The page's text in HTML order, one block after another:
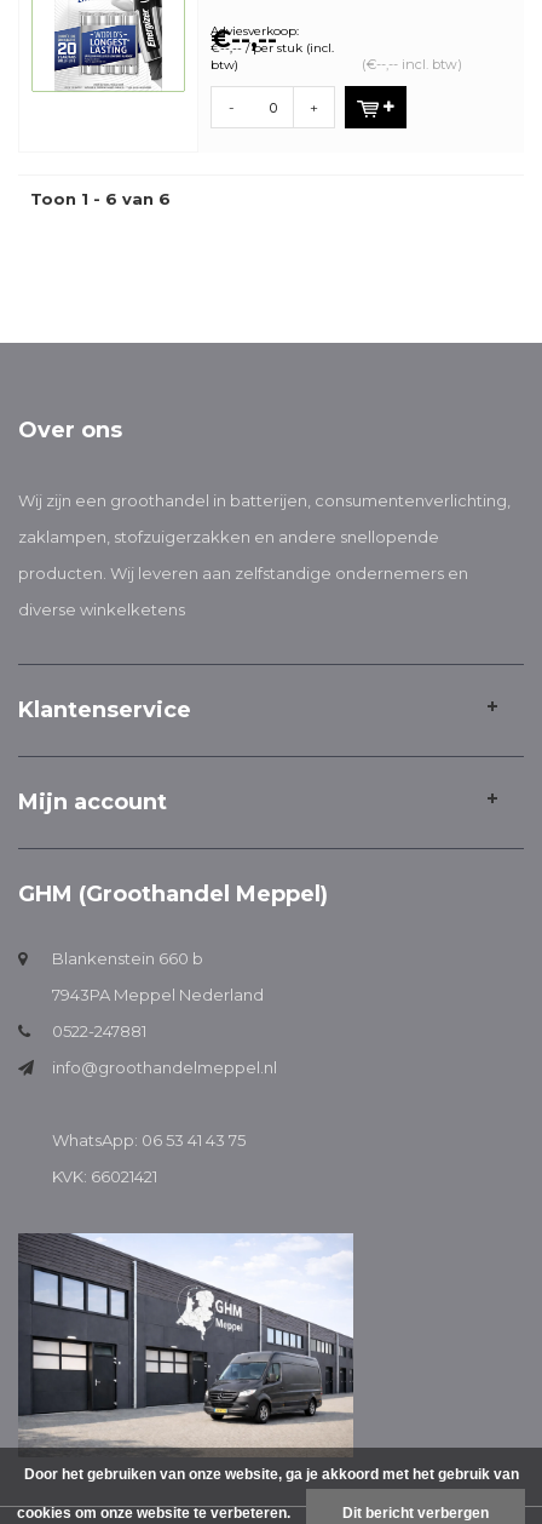
bestelhoeveelheid: 12
€--,--
Adviesverkoop:
€--,-- / per stuk (incl.
btw)
(€--,-- incl. btw)
- +
Toon 1 - 6 van 6
Over ons
Wij zijn een groothandel in batterijen, consumentenverlichting,
zaklampen, stofzuigerzakken en andere snellopende
producten. Wij leveren aan zelfstandige ondernemers en
diverse winkelketens
Klantenservice
Mijn account
GHM (Groothandel Meppel)
Blankenstein 660 b
7943PA Meppel Nederland
0522-247881
info@groothandelmeppel.nl
WhatsApp: 06 53 41 43 75
KVK: 66021421
Door het gebruiken van onze website, ga je akkoord met het gebruik van
cookies om onze website te verbeteren. Dit bericht verbergen